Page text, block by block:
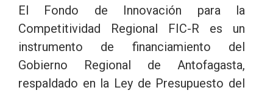
El Fondo de Innovación para la
Competitividad Regional FIC-R es un
instrumento de financiamiento del
Gobierno Regional de Antofagasta,
respaldado en la Ley de Presupuesto del